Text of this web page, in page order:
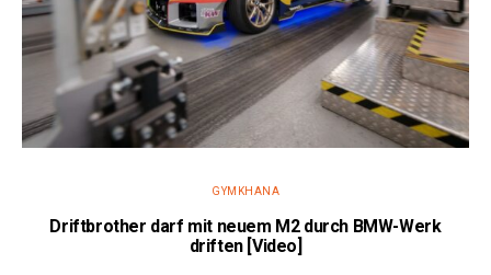
GYMKHANA
Driftbrother darf mit neuem M2 durch BMW-Werk
driften [Video]